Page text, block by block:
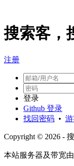
搜索客，
注册
登录
Github 登录
找回密码 •
Copyright © 2026 -
本站服务器及带宽由